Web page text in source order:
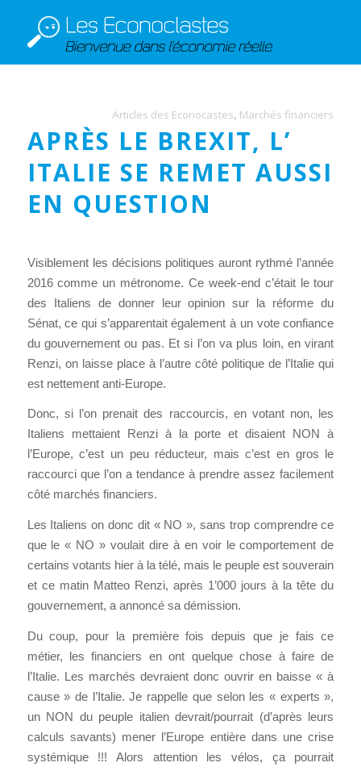
Articles des Econocastes, Marchés financiers
APRÈS LE BREXIT, L’
ITALIE SE REMET AUSSI
EN QUESTION
Visiblement les décisions politiques auront rythmé l’année
2016 comme un métronome. Ce week-end c’était le tour
des Italiens de donner leur opinion sur la réforme du
Sénat, ce qui s’apparentait également à un vote confiance
du gouvernement ou pas. Et si l’on va plus loin, en virant
Renzi, on laisse place à l’autre côté politique de l’Italie qui
est nettement anti-Europe.
Donc, si l’on prenait des raccourcis, en votant non, les
Italiens mettaient Renzi à la porte et disaient NON à
l’Europe, c’est un peu réducteur, mais c’est en gros le
raccourci que l’on a tendance à prendre assez facilement
côté marchés financiers.
Les Italiens on donc dit « NO », sans trop comprendre ce
que le « NO » voulait dire à en voir le comportement de
certains votants hier à la télé, mais le peuple est souverain
et ce matin Matteo Renzi, après 1’000 jours à la tête du
gouvernement, a annoncé sa démission.
Du coup, pour la première fois depuis que je fais ce
métier, les financiers en ont quelque chose à faire de
l’Italie. Les marchés devraient donc ouvrir en baisse « à
cause » de l’Italie. Je rappelle que selon les « experts »,
un NON du peuple italien devrait/pourrait (d’après leurs
calculs savants) mener l’Europe entière dans une crise
systémique !!! Alors attention les vélos, ça pourrait